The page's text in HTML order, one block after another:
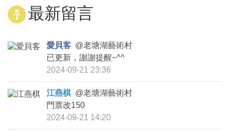
最新消息
最新留言
最新留言
愛貝客 @老塘湖藝術村
已更新，謝謝提醒~^^
2024-09-21 23:36
江燕棋 @老塘湖藝術村
門票改150
2024-09-21 14:20